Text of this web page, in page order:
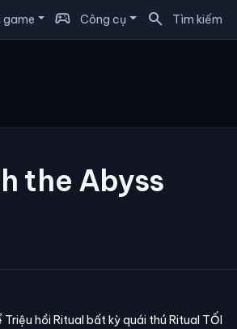
game sports_esports Công cụ search Tìm kiếm
the Abyss
hồi Ritual bất kỳ quái thú Ritual TỐI